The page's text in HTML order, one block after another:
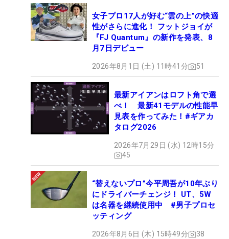
女子プロ17人が好む“雲の上”の快適
性がさらに進化！ フットジョイが
『FJ Quantum』の新作を発表、8
月7日デビュー
2026年8月1日 (土) 11時41分 51
最新アイアンはロフト角で選
べ！ 最新41モデルの性能早
見表を作ってみた！#ギアカ
タログ2026
2026年7月29日 (水) 12時15分
45
“替えないプロ”今平周吾が10年ぶり
にドライバーチェンジ！ UT、5W
は名器を継続使用中 #男子プロセ
ッティング
2026年8月6日 (木) 15時49分 38